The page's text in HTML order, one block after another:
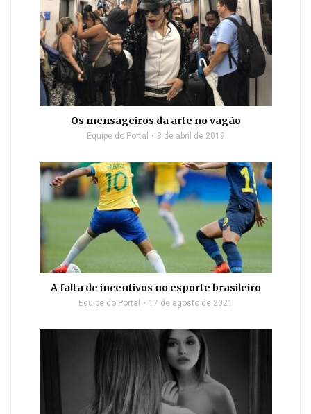
Os mensageiros da arte no vagão
Equipe do Portal 8 de abril de 2019
A falta de incentivos no esporte brasileiro
Equipe do Portal 17 de agosto de 2021